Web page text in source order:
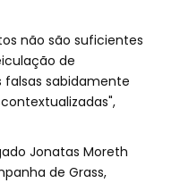
não são suficientes
de
sabidamente
Jonatas Moreth
de Grass,